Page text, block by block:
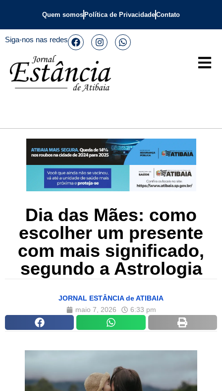
Quem somos Política de PrivacidadeContato
Siga-nos nas redes
Dia das Mães: como
escolher um presente
com mais significado,
segundo a Astrologia
JORNAL ESTÂNCIA de ATIBAIA
maio 7, 2026
6:33 pm